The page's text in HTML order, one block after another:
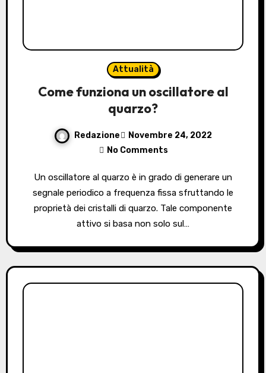
Attualità
Come funziona un oscillatore al
quarzo?
Redazione
Novembre 24, 2022
No Comments
Un oscillatore al quarzo è in grado di generare un
segnale periodico a frequenza fissa sfruttando le
proprietà dei cristalli di quarzo. Tale componente
attivo si basa non solo sul…